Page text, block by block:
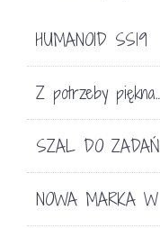
HUMANOID SS19
Z potrzeby
SZAL DO
NOWA MARKA